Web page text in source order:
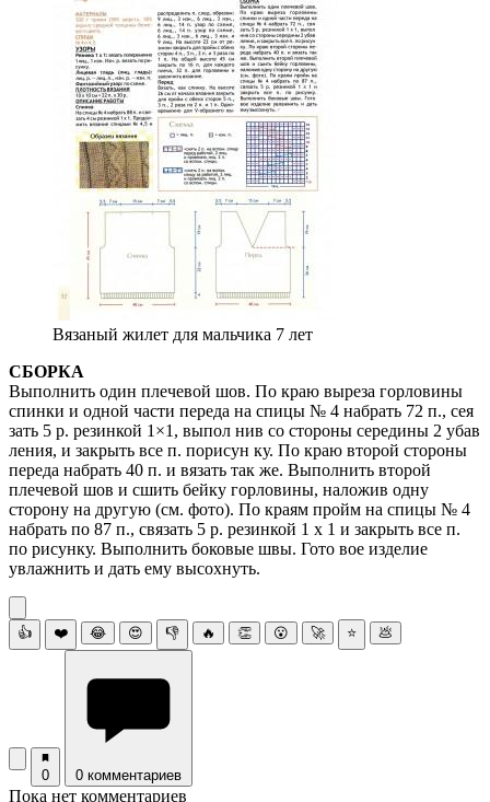
Вязаный жилет для мальчика 7 лет
СБОРКА
Выполнить один плечевой шов. По краю выреза горловины
спинки и одной части переда на спицы № 4 набрать 72 п., сея
зать 5 р. резинкой 1×1, выпол нив со стороны середины 2 убав
ления, и закрыть все п. порисун ку. По краю второй стороны
переда набрать 40 п. и вязать так же. Выполнить второй
плечевой шов и сшить бейку горловины, наложив одну
сторону на другую (см. фото). По краям пройм на спицы № 4
набрать по 87 п., связать 5 р. резинкой 1 х 1 и закрыть все п.
по рисунку. Выполнить боковые швы. Гото вое изделие
увлажнить и дать ему высохнуть.
👍 ❤️ 😂 😍 👎 🔥 👏 😮 🚀 ⭐ 💩
0 0 комментариев
Пока нет комментариев